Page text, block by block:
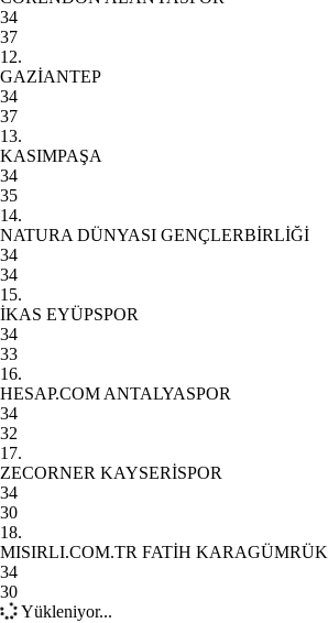
34
37
12.
GAZİANTEP
34
37
13.
KASIMPAŞA
34
35
14.
NATURA DÜNYASI GENÇLERBİRLİĞİ
34
34
15.
İKAS EYÜPSPOR
34
33
16.
HESAP.COM ANTALYASPOR
34
32
17.
ZECORNER KAYSERİSPOR
34
30
18.
MISIRLI.COM.TR FATİH KARAGÜMRÜK
34
30
Yükleniyor...